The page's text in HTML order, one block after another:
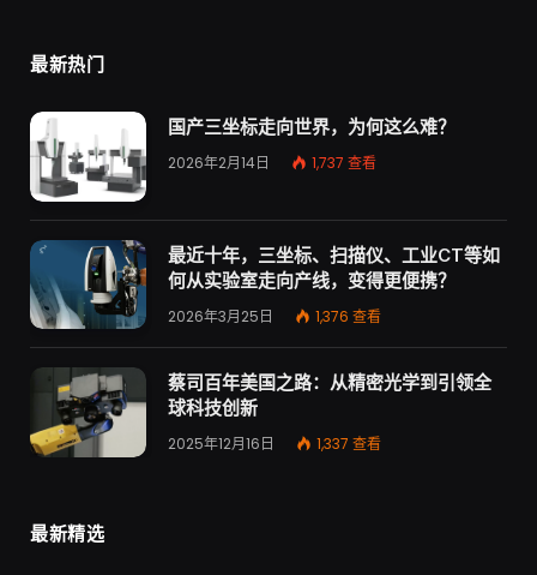
最新热门
国产三坐标走向世界，为何这么难？
2026年2月14日 1,737 查看
最近十年，三坐标、扫描仪、工业CT等如
何从实验室走向产线，变得更便携？
2026年3月25日 1,376 查看
蔡司百年美国之路：从精密光学到引领全
球科技创新
2025年12月16日 1,337 查看
最新精选